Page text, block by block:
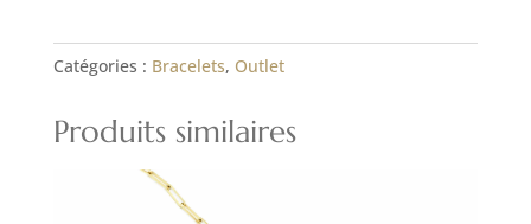
Cuco
Catégories : Bracelets, Outlet
Produits similaires